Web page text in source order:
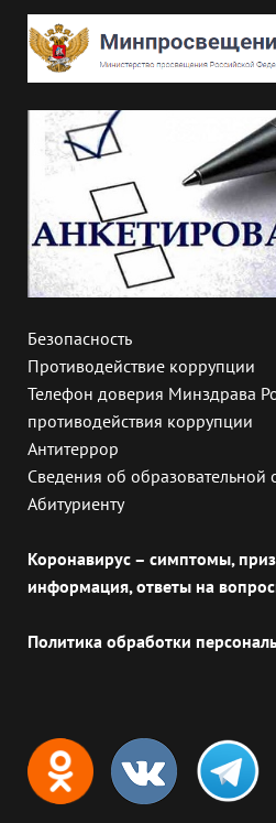
Безопасность
Противодействие коррупции
Телефон доверия Минздрава
противодействия коррупции
Антитеррор
Сведения об образовательной
Абитуриенту
Коронавирус – симптомы,
информация, ответы на
Политика обработки